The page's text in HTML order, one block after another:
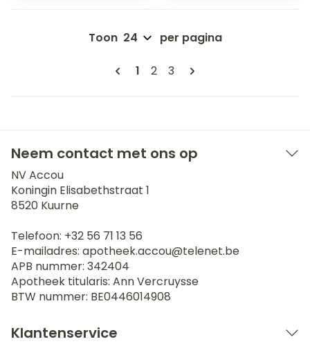
Pagina's
U lees momenteel pagina
1 Pagina
2 Pagina
3
Toon per pagina
Neem contact met ons op
NV Accou
Koningin Elisabethstraat 1
8520 Kuurne
Telefoon: +32 56 71 13 56
E-mailadres: apotheek.accou@telenet.be
APB nummer: 342404
Apotheek titularis: Ann Vercruysse
BTW nummer: BE0446014908
Klantenservice